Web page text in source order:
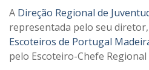
A Direção Regional de
representada pelo seu diretor,
Escoteiros de Portugal
pelo Escoteiro-Chefe